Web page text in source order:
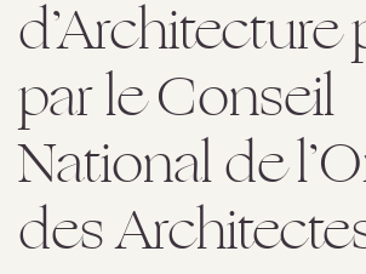
d’Architecture
par le Conseil
National de
des